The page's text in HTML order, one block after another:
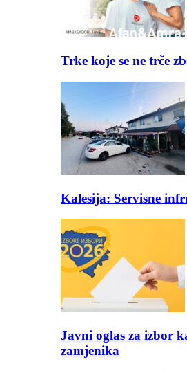
Trke koje se ne trče
Kalesija: Servisne
Javni oglas za izbor
zamjenika